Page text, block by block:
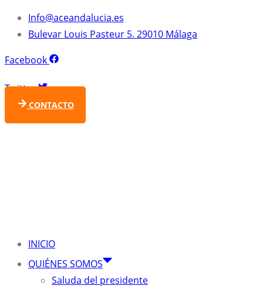
Info@aceandalucia.es
Bulevar Louis Pasteur 5. 29010 Málaga
Facebook
Twitter
CONTACTO
INICIO
QUIÉNES SOMOS
Saluda del presidente